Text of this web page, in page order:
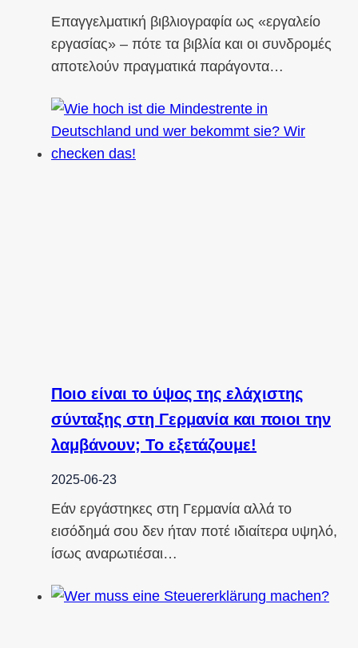
Επαγγελματική βιβλιογραφία ως «εργαλείο
εργασίας» – πότε τα βιβλία και οι συνδρομές
αποτελούν πραγματικά παράγοντα…
Ποιο είναι το ύψος της ελάχιστης
σύνταξης στη Γερμανία και ποιοι την
λαμβάνουν; Το εξετάζουμε!
2025-06-23
Εάν εργάστηκες στη Γερμανία αλλά το
εισόδημά σου δεν ήταν ποτέ ιδιαίτερα υψηλό,
ίσως αναρωτιέσαι…